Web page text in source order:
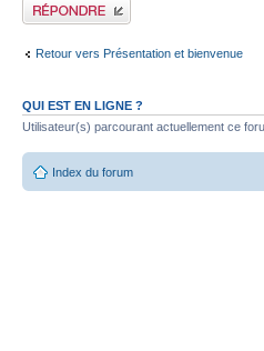
Publier une réponse
Retour vers Présentation et bienvenue
QUI EST EN LIGNE ?
Utilisateur(s) parcourant actuellement ce
Index du forum